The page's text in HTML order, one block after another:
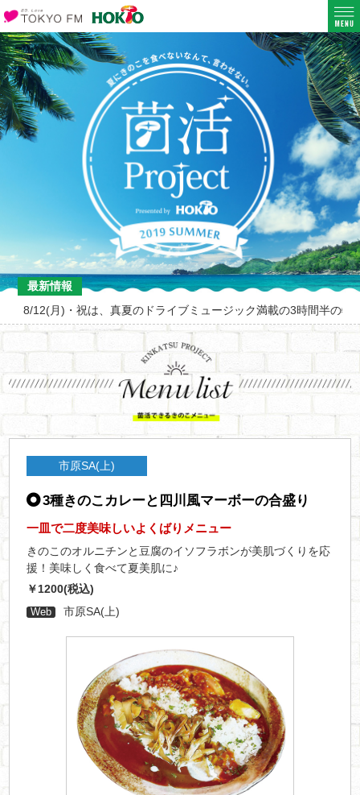
最新情報
8/12(月)・祝は、真夏のドライブミュージック満載の3時間半の特
市原SA(上)
3種きのこカレーと四川風マーボーの合盛り
一皿で二度美味しいよくばりメニュー
きのこのオルニチンと豆腐のイソフラボンが美肌づくりを応
援！美味しく食べて夏美肌に♪
￥1200(税込)
Web 市原SA(上)